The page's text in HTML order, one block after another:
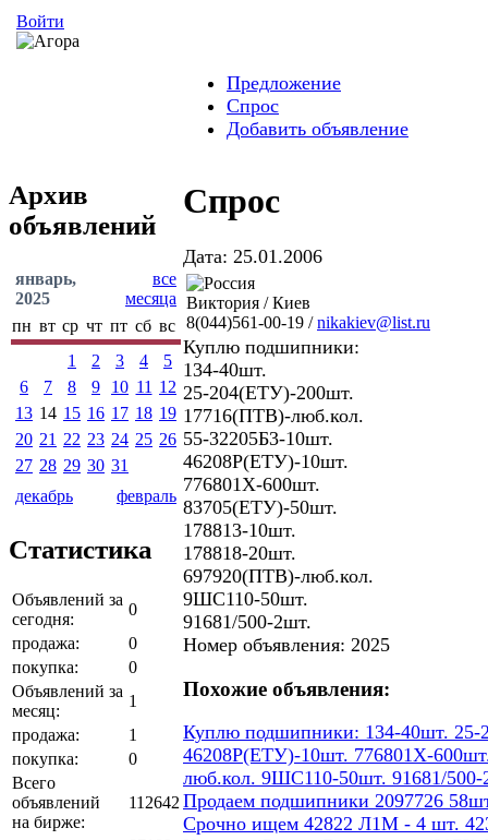
Войти
Предложение
Спрос
Добавить объявление
Архив
объявлений
январь,
2025
все
месяца
пн вт ср чт пт сб вс
1
2 3 4
5
6
7 8 9 10 11 12
13 14 15 16 17 18 19
20 21 22 23 24 25 26
27 28 29 30 31
декабрь
февраль
Статистика
Объявлений за
сегодня:
0
продажа:
0
покупка:
0
Объявлений за
месяц:
1
продажа:
1
покупка:
0
Всего
объявлений
на бирже:
112642
Спрос
Дата: 25.01.2006
Виктория / Киев
8(044)561-00-19 /nikakiev@list.ru
Куплю подшипники:
134-40шт.
25-204(ЕТУ)-200шт.
17716(ПТВ)-люб.кол.
55-32205Б3-10шт.
46208Р(ЕТУ)-10шт.
776801Х-600шт.
83705(ЕТУ)-50шт.
178813-10шт.
178818-20шт.
697920(ПТВ)-люб.кол.
9ШС110-50шт.
91681/500-2шт.
Номер объявления: 2025
Похожие объявления:
Куплю подшипники: 134-40шт.
46208Р(ЕТУ)-10шт. 776801Х-
люб.кол. 9ШС110-50шт. 91681/500-
Продаем подшипники 2097726
Срочно ищем 42822 Л1М - 4 шт.